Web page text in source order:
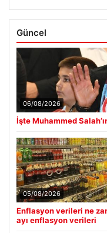
Güncel
06/08/2026
İşte Muhammed
05/08/2026
Enflasyon verileri ne
ayı enflasyon verileri